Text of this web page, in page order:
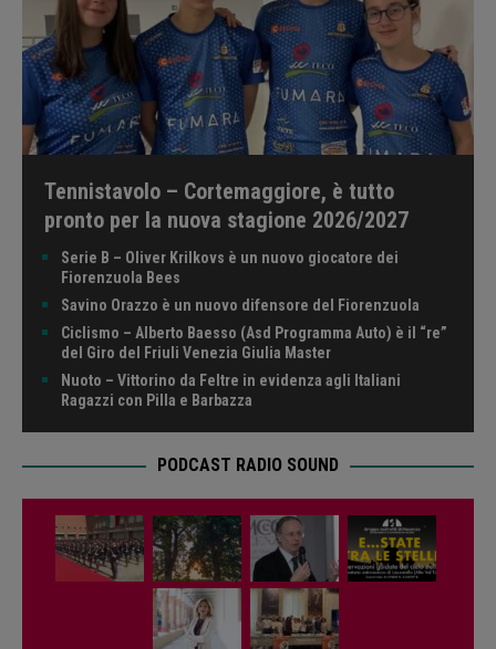
Tennistavolo – Cortemaggiore, è tutto
pronto per la nuova stagione 2026/2027
Serie B – Oliver Krilkovs è un nuovo giocatore dei
Fiorenzuola Bees
Savino Orazzo è un nuovo difensore del Fiorenzuola
Ciclismo – Alberto Baesso (Asd Programma Auto) è il “re”
del Giro del Friuli Venezia Giulia Master
Nuoto – Vittorino da Feltre in evidenza agli Italiani
Ragazzi con Pilla e Barbazza
PODCAST RADIO SOUND